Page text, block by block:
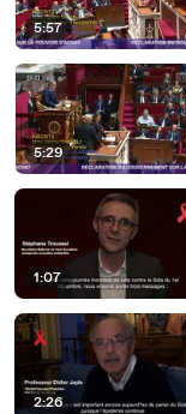
5:57
5:29
1:07
2:26